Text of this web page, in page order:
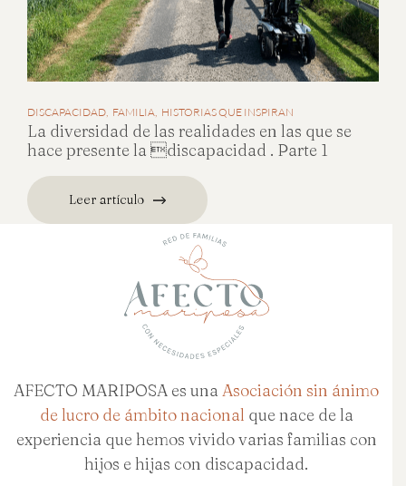
DISCAPACIDAD FAMILIA HISTORIAS QUE INSPIRAN
La diversidad de las realidades en las que se
hace presente la discapacidad . Parte 1
Leer artículo
AFECTO MARIPOSA es una Asociación sin ánimo
de lucro de ámbito nacional que nace de la
experiencia que hemos vivido varias familias con
hijos e hijas con discapacidad.